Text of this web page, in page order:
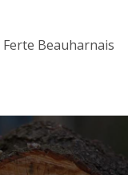
Beauharnais